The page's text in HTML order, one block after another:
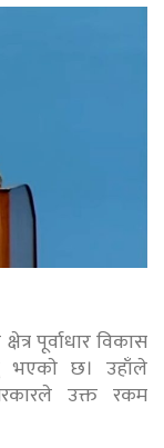
पूर्वाधार विकास
भएकाे छ। उहाँले
उक्त रकम